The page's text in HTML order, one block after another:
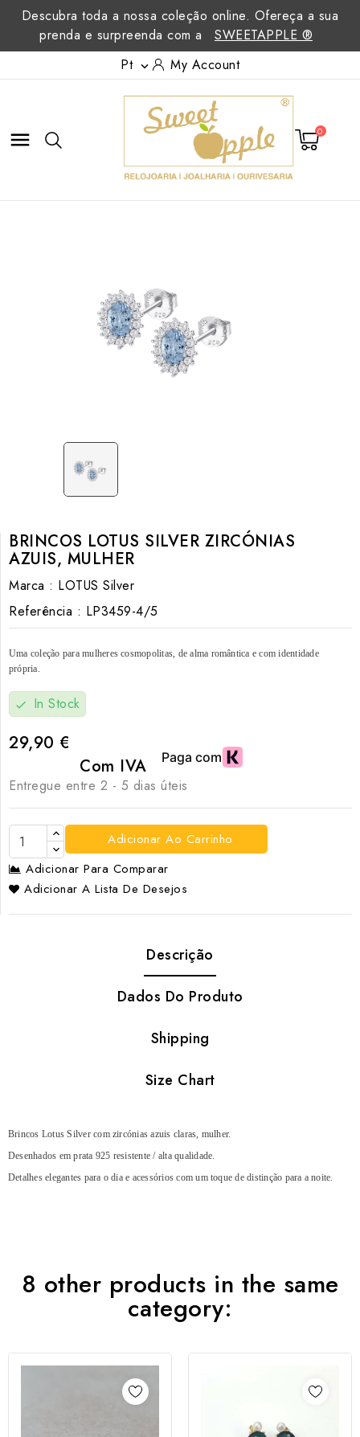
Descubra toda a nossa coleção online. Ofereça a sua
prenda e surpreenda com a
SWEETAPPLE ®
Pt  My Account
 0
BRINCOS LOTUS SILVER ZIRCÓNIAS
AZUIS, MULHER
Marca : LOTUS Silver
Referência : LP3459-4/5
Uma coleção para mulheres cosmopolitas, de alma romântica e com identidade
própria.
check In Stock
29,90 €
Com IVA
Entregue entre 2 - 5 dias úteis
Adicionar Ao Carrinho
Adicionar Para Comparar
Adicionar A Lista De Desejos
Descrição
Dados Do Produto
Shipping
Size Chart
Brincos Lotus Silver com zircónias azuis claras, mulher.
Desenhados em prata 925 resistente / alta qualidade.
Detalhes elegantes para o dia e acessórios com um toque de distinção para a noite.
8 other products in the same
category: